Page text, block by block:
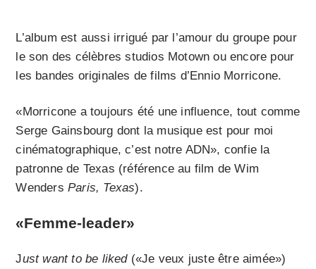
L’album est aussi irrigué par l’amour du groupe pour
le son des célèbres studios Motown ou encore pour
les bandes originales de films d’Ennio Morricone.
«Morricone a toujours été une influence, tout comme
Serge Gainsbourg dont la musique est pour moi
cinématographique, c’est notre ADN», confie la
patronne de Texas (référence au film de Wim
WendersParis, Texas).
«Femme-leader»
Just want to be liked(«Je veux juste être aimée»)